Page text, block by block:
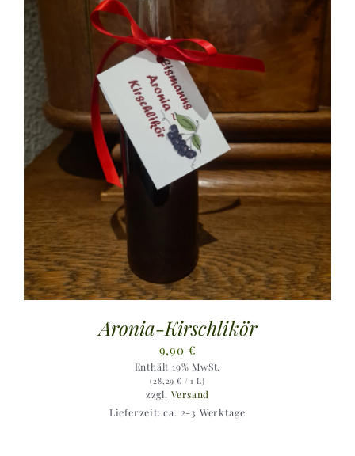
Aronia-Kirschlikör
9,90 €
Enthält 19% MwSt.
(28,29€ / 1 L)
zzgl. Versand
Lieferzeit: ca. 2-3 Werktage